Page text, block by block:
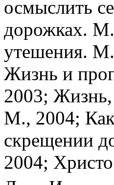
осмыслить
дорожках.
утешения.
Жизнь и
2003; Жизнь,
М., 2004;
скрещении
2004;